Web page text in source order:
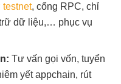
testnet, cổng RPC, chỉ
dữ liệu,… phục vụ
Tư vấn gọi vốn, tuyển
yết appchain, rút